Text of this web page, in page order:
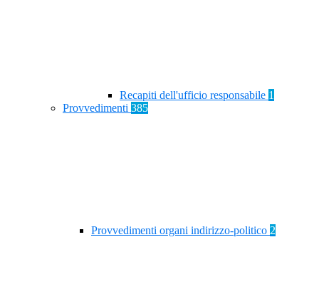
Recapiti dell'ufficio responsabile 1
Provvedimenti 385
Provvedimenti organi indirizzo-politico 2